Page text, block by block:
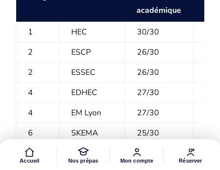
académique
1 HEC 30/30
2
ESCP 26/30
2
ESSEC 26/30
4
EDHEC 27/30
4
EM Lyon 27/30
6
SKEMA 25/30
8
Audencia 23/30
Accueil Nos prépas Mon compte Réserver